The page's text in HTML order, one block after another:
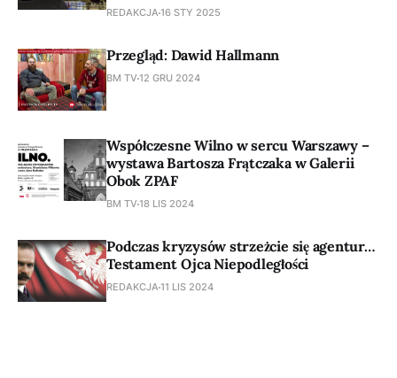
REDAKCJA16 STY 2025
Przegląd: Dawid Hallmann
BM TV12 GRU 2024
Współczesne Wilno w sercu Warszawy –
wystawa Bartosza Frątczaka w Galerii
Obok ZPAF
BM TV18 LIS 2024
Podczas kryzysów strzeżcie się agentur…
Testament Ojca Niepodległości
REDAKCJA11 LIS 2024